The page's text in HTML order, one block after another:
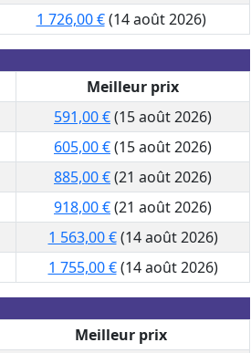
1 726,00 €(14 août 2026)
Meilleur prix
591,00 €(15 août 2026)
605,00 €(15 août 2026)
885,00 €(21 août 2026)
918,00 €(21 août 2026)
1 563,00 €(14 août 2026)
1 755,00 €(14 août 2026)
Meilleur prix